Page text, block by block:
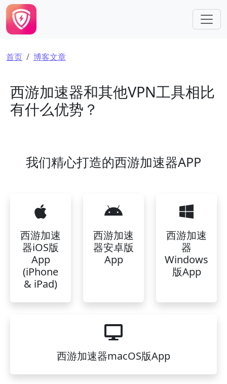
跳转到主要内容
面包屑
首页 博客文章
西游加速器和其他VPN工具相比
有什么优势？
我们精心打造的西游加速器APP
西游加速
器iOS版
App
(iPhone
& iPad)
西游加速
器安卓版
App
西游加速
器
Windows
版App
西游加速器macOS版App